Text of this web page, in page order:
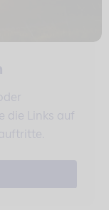
die Links auf